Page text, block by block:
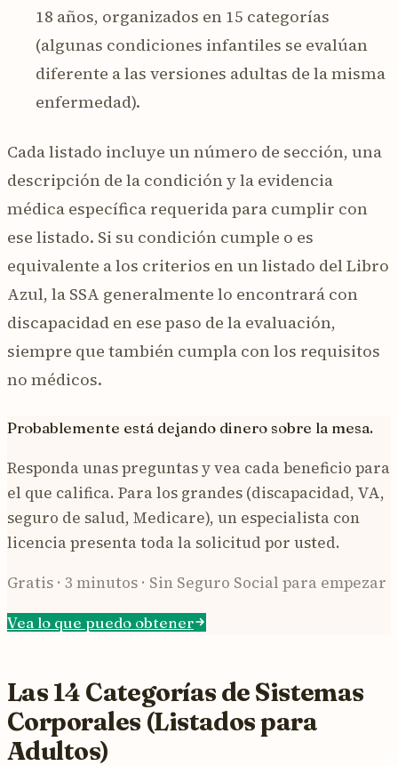
18 años, organizados en 15 categorías
(algunas condiciones infantiles se evalúan
diferente a las versiones adultas de la misma
enfermedad).
Cada listado incluye un número de sección, una
descripción de la condición y la evidencia
médica específica requerida para cumplir con
ese listado. Si su condición cumple o es
equivalente a los criterios en un listado del Libro
Azul, la SSA generalmente lo encontrará con
discapacidad en ese paso de la evaluación,
siempre que también cumpla con los requisitos
no médicos.
Probablemente está dejando dinero sobre la mesa.
Responda unas preguntas y vea cada beneficio para
el que califica. Para los grandes (discapacidad, VA,
seguro de salud, Medicare), un especialista con
licencia presenta toda la solicitud por usted.
Gratis · 3 minutos · Sin Seguro Social para empezar
Vea lo que puedo obtener
Las 14 Categorías de Sistemas
Corporales (Listados para
Adultos)